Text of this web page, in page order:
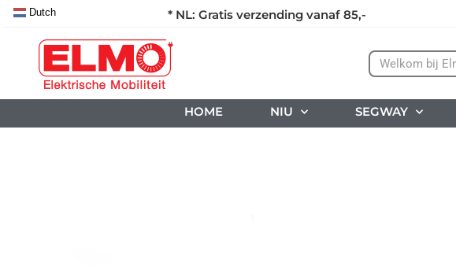
* NL: Gratis verzending vanaf 85,-
Dutch
HOME NIU SEGWAY